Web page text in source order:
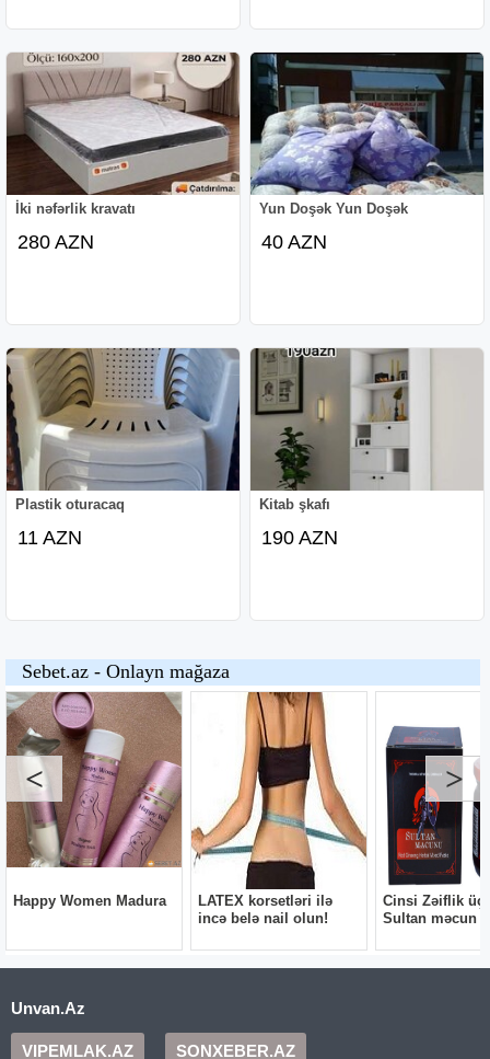
İki nəfərlik kravatı
280 AZN
Yun Doşək Yun Doşək
40 AZN
Plastik oturacaq
11 AZN
Kitab şkafı
190 AZN
Unvan.Az
VIPEMLAK.AZ SONXEBER.AZ